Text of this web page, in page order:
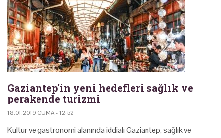
Gaziantep'in yeni hedefleri sağlık ve
perakende turizmi
18.01.2019 CUMA - 12:52
Kültür ve gastronomi alanında iddialı Gaziantep, sağlık ve